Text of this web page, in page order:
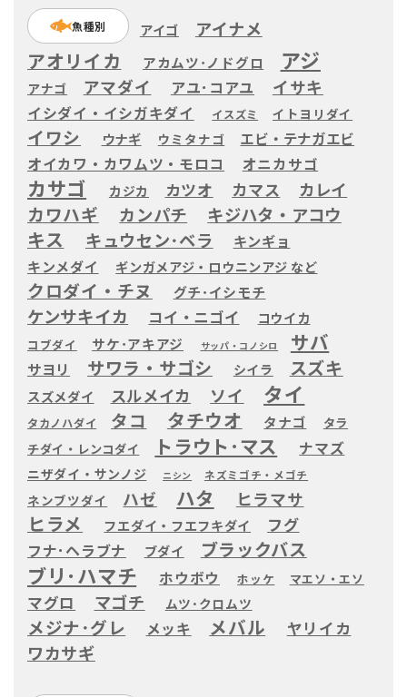
魚種別 アイゴ アイナメ
アオリイカ アカムツ･ノドグロ アジ
アナゴ アマダイ アユ･コアユ イサキ
イシダイ・イシガキダイ イスズミ イトヨリダイ
イワシ ウナギ ウミタナゴ エビ・テナガエビ
オイカワ・カワムツ・モロコ オニカサゴ
カサゴ カジカ カツオ カマス カレイ
カワハギ カンパチ キジハタ・アコウ
キス キュウセン･ベラ キンギョ
キンメダイ ギンガメアジ・ロウニンアジ など
クロダイ・チヌ グチ･イシモチ
ケンサキイカ コイ・ニゴイ コウイカ
コブダイ サケ･アキアジ サッパ・コノシロ サバ
サヨリ サワラ・サゴシ シイラ スズキ
スズメダイ スルメイカ ソイ タイ
タカノハダイ タコ タチウオ タナゴ
タラ
チダイ・レンコダイ
トラウト･マス ナマズ
ニザダイ・サンノジ ニシン ネズミゴチ・メゴチ
ネンブツダイ ハゼ ハタ ヒラマサ
ヒラメ フエダイ・フエフキダイ フグ
フナ･ヘラブナ ブダイ ブラックバス
ブリ･ハマチ ホウボウ ホッケ マエソ・エソ
マグロ マゴチ ムツ･クロムツ
メジナ･グレ メッキ メバル ヤリイカ
ワカサギ